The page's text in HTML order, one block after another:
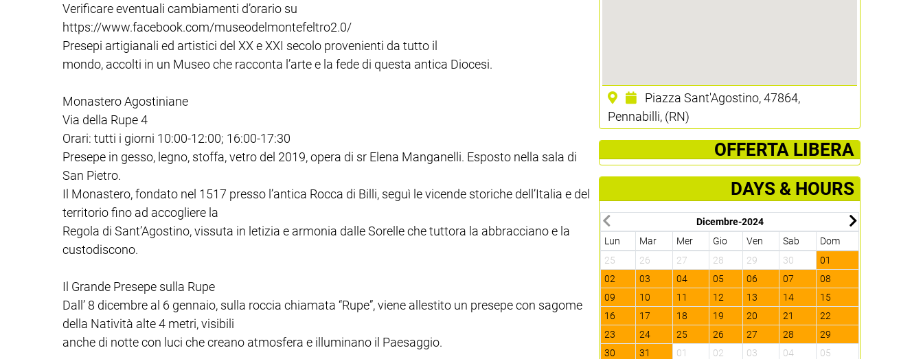
Verificare eventuali cambiamenti d’orario su
https://www.facebook.com/museodelmontefeltro2.0/
Presepi artigianali ed artistici del XX e XXI secolo provenienti da tutto il
mondo, accolti in un Museo che racconta l’arte e la fede di questa antica Diocesi.
Monastero Agostiniane
Via della Rupe 4
Orari: tutti i giorni 10:00-12:00; 16:00-17:30
Presepe in gesso, legno, stoffa, vetro del 2019, opera di sr Elena Manganelli. Esposto nella sala di
San Pietro.
Il Monastero, fondato nel 1517 presso l’antica Rocca di Billi, seguì le vicende storiche dell’Italia e del
territorio fino ad accogliere la
Regola di Sant’Agostino, vissuta in letizia e armonia dalle Sorelle che tuttora la abbracciano e la
custodiscono.
Il Grande Presepe sulla Rupe
Dall’ 8 dicembre al 6 gennaio, sulla roccia chiamata “Rupe”, viene allestito un presepe con sagome
della Natività alte 4 metri, visibili
anche di notte con luci che creano atmosfera e illuminano il Paesaggio.
Piazza Sant'Agostino, 47864,
Pennabilli, (RN)
­ OFFERTA LIBERA
DAYS & HOURS
Dicembre-2024
Lun
Mar Mer Gio Ven Sab
Dom
25
26 27 28 29 30
01
02
03 04 05 06 07
08
09
10 11 12 13 14
15
16
17 18 19 20 21
22
23
24 25 26 27 28
29
30
31 01 02 03 04 05